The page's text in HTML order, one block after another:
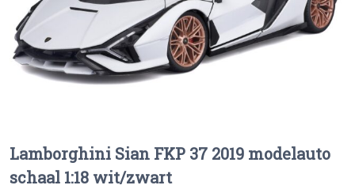
Lamborghini Sian FKP 37 2019 modelauto
schaal 1:18 wit/zwart